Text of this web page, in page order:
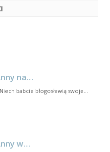
na…
babcie błogosławią swoje…
w…